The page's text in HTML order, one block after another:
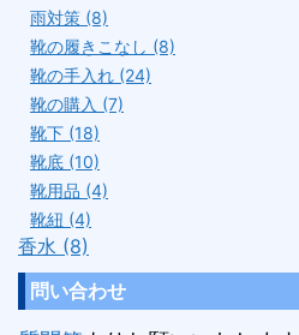
雨対策 (8)
靴の履きこなし (8)
靴の手入れ (24)
靴の購入 (7)
靴下 (18)
靴底 (10)
靴用品 (4)
靴紐 (4)
香水 (8)
問い合わせ